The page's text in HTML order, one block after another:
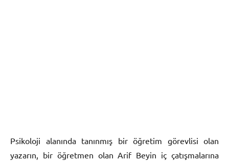
Psikoloji alanında tanınmış bir öğretim görevlisi olan
yazarın, bir öğretmen olan Arif Beyin iç çatışmalarına